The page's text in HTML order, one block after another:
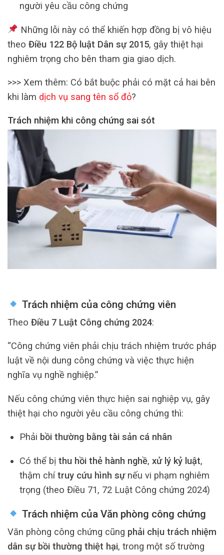
người yêu cầu công chứng
Những lỗi này có thể khiến hợp đồng bị vô hiệu
theo Điều 122 Bộ luật Dân sự 2015, gây thiệt hại
nghiêm trọng cho bên tham gia giao dịch.
>>> Xem thêm: Có bắt buộc phải có mặt cả hai bên
khi làm dịch vụ sang tên sổ đỏ?
Trách nhiệm khi công chứng sai sót
Trách nhiệm của công chứng viên
Theo Điều 7 Luật Công chứng 2024:
“Công chứng viên phải chịu trách nhiệm trước pháp
luật về nội dung công chứng và việc thực hiện
nghĩa vụ nghề nghiệp.”
Nếu công chứng viên thực hiện sai nghiệp vụ, gây
thiệt hại cho người yêu cầu công chứng thì:
Phải bồi thường bằng tài sản cá nhân
Có thể bị thu hồi thẻ hành nghề, xử lý kỷ luật,
thậm chítruy cứu hình sựnếu vi phạm nghiêm
trọng (theo Điều 71, 72 Luật Công chứng 2024)
Trách nhiệm của Văn phòng công chứng
Văn phòng công chứng cũng phải chịu trách nhiệm
dân sự bồi thường thiệt hại, trong một số trường